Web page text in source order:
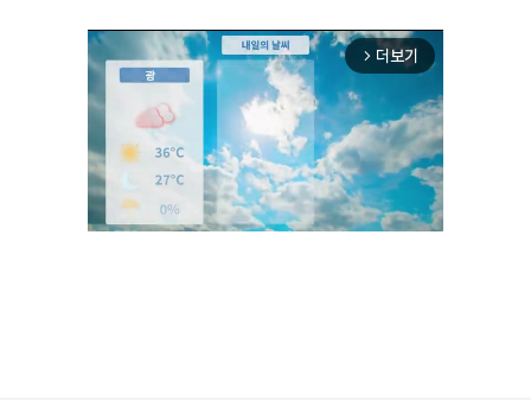
arrow_forward_ios 더보기